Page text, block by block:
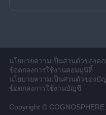
นโยบายความเป็นส่วนตัวของค
ข้อตกลงการใช้งานคอมมูนิตี้
นโยบายความเป็นส่วนตัวของบั
ข้อตกลงการใช้งานบัญชี
Copyright ©